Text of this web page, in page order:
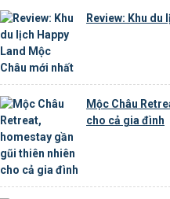
Review: Khu du
Mộc Châu
cho cả gia đình